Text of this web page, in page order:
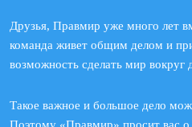
Друзья, Правмир уже много лет
команда живет общим делом и
возможность сделать мир вокруг
Такое важное и большое дело